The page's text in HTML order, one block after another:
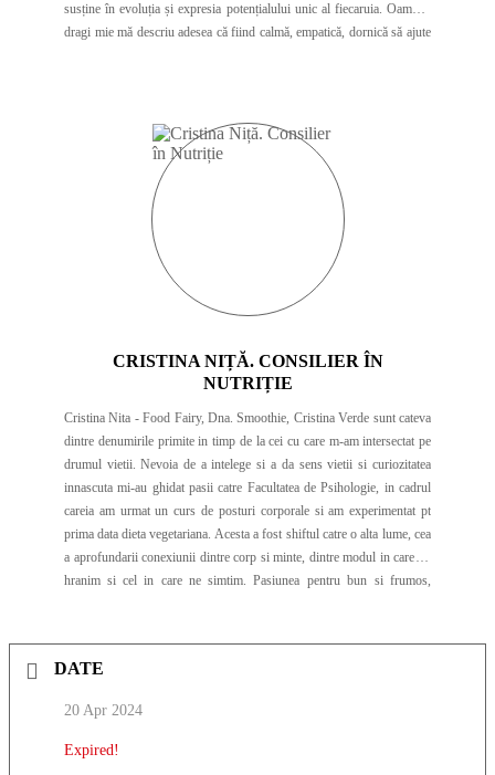
susține în evoluția și expresia potențialului unic al fiecaruia. Oamenii
dragi mie mă descriu adesea că fiind calmă, empatică, dornică să ajute
în 2011. În prezent, sunt singurul psiholog cu această specializare din
România. Am absolvit apoi cel de-al doilea master în Psihoterapie
Experiențială Unificatoare pentru copil, cuplu și familie, în anul 2012,
la Universitatea București. Dincolo de ușile cabinetului sau ale
spitalului de copii, de când mă știu, adun oameni în jurul meu în fel și
chip, fie sub formă de cercuri de femei, retreat-uri, workshop-uri sau
training-uri. De mai bine de 10 ani, susțin grupuri de feminitate și
creez contexte în care femeile să găsească un spațiu sigur pentru a
creste individual si impreuna. Urmăresc, totodată, să organizez anual
fațete ale vindecării si evolutiei personale cu ajutorul artei. Susțin,
acolo unde este necesar, traininguri pentru specialiști in sanatate
expresive cu tineri cu traumă psihologică sau cu alte categorii
defavorizate.
CRISTINA NIȚĂ. CONSILIER ÎN
NUTRIȚIE
Cristina Nita - Food Fairy, Dna. Smoothie, Cristina Verde sunt cateva
dintre denumirile primite in timp de la cei cu care m-am intersectat pe
drumul vietii. Nevoia de a intelege si a da sens vietii si curiozitatea
innascuta mi-au ghidat pasii catre Facultatea de Psihologie, in cadrul
careia am urmat un curs de posturi corporale si am experimentat pt
prima data dieta vegetariana. Acesta a fost shiftul catre o alta lume, cea
a aprofundarii conexiunii dintre corp si minte, dintre modul in care ne
hranim si cel in care ne simtim. Pasiunea pentru bun si frumos,
hrana vegetariana, ayurvedica si raw vegana si aducandu-mi
profil din tara, Rawdia. Am capatat ulterior experienta colaborand cu
grupuri atat de copii, cat si de adulti in cadrul workshopurilor de gatit
DATE
20 Apr 2024
Expired!